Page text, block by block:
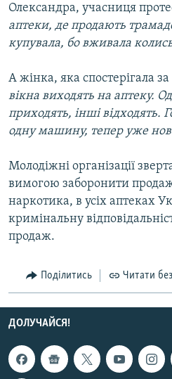
ДОЛУЧАЙСЯ!
Усі сайти RFE/RL
Олександра, учасниця
аптеки, де продають
купувала, бо вживала
А жінка, яка спостерігала
вікна виходять на аптеку.
приходять, інші відходять.
одну машину, тепер уже
Молодіжні організації
вимогою заборонити
наркотика, в усіх аптеках
кримінальну
продаж.
Поділитись Читати
ДОЛУЧАЙСЯ!